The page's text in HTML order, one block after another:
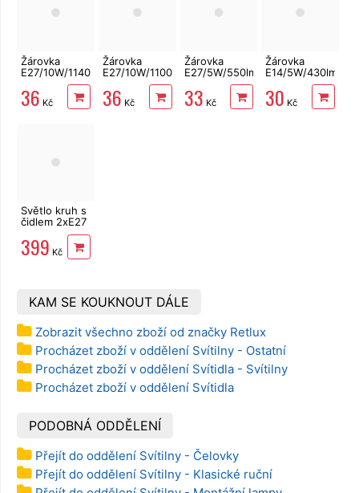
Žárovka
E27/10W/1140lm/4200K
ECOLITE
36 Kč
Žárovka
E27/10W/1100lm/3000K
ECOLITE
36 Kč
Žárovka
E27/5W/550lm/3000K
ECOLITE
33 Kč
Žárovka
E14/5W/430lm/
globe Ecolite
30 Kč
Světlo kruh s
čidlem 2xE27
WHST78-BI
VERA
399 Kč
KAM SE KOUKNOUT DÁLE
Zobrazit všechno zboží od značky Retlux
Procházet zboží v oddělení Svítilny - Ostatní
Procházet zboží v oddělení Svítidla - Svítilny
Procházet zboží v oddělení Svítidla
PODOBNÁ ODDĚLENÍ
Přejít do oddělení Svítilny - Čelovky
Přejít do oddělení Svítilny - Klasické ruční